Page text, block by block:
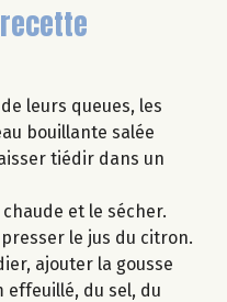
recette
leurs queues, les
bouillante salée
tiédir dans un
et le sécher.
le jus du citron.
ajouter la gousse
effeuillé, du sel, du